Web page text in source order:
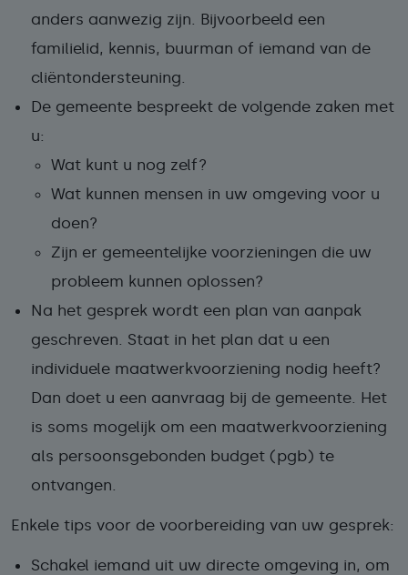
anders aanwezig zijn. Bijvoorbeeld een
familielid, kennis, buurman of iemand van de
cliëntondersteuning.
De gemeente bespreekt de volgende zaken met
u:
Wat kunt u nog zelf?
Wat kunnen mensen in uw omgeving voor u
doen?
Zijn er gemeentelijke voorzieningen die uw
probleem kunnen oplossen?
Na het gesprek wordt een plan van aanpak
geschreven. Staat in het plan dat u een
individuele maatwerkvoorziening nodig heeft?
Dan doet u een aanvraag bij de gemeente. Het
is soms mogelijk om een maatwerkvoorziening
als persoonsgebonden budget (pgb) te
ontvangen.
Enkele tips voor de voorbereiding van uw gesprek:
Schakel iemand uit uw directe omgeving in, om